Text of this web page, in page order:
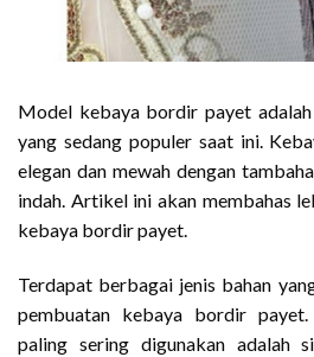
Model kebaya bordir payet
yang sedang populer saat ini.
elegan dan mewah dengan
indah. Artikel ini akan membahas
kebaya bordir payet.
Terdapat berbagai jenis bahan
pembuatan kebaya bordir
paling sering digunakan adalah